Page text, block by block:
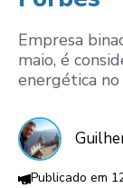
Empresa
maio, é
energética no